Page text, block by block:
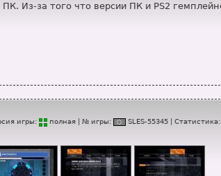
Из-за того что версии ПК и PS2
игры: полная | № игры: SLES-55345 Статистика: